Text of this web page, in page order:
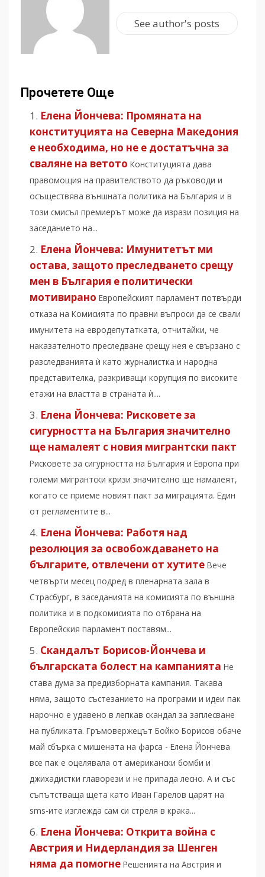
See author's posts
Прочетете Още
Елена Йончева: Промяната на
конституцията на Северна Македония
е необходима, но не е достатъчна за
сваляне на ветото Конституцията дава
правомощия на правителството да ръководи и
осъществява външната политика на България и в
този смисъл премиерът може да изрази позиция на
заседанието на...
Елена Йончева: Имунитетът ми
остава, защото преследването срещу
мен в България е политически
мотивирано Европейският парламент потвърди
отказа на Комисията по правни въпроси да се свали
имунитета на евродепутатката, отчитайки, че
наказателното преследване срещу нея е свързано с
разследванията ѝ като журналистка и народна
представителка, разкриващи корупция по високите
етажи на властта в страната ѝ....
Елена Йончева: Рисковете за
сигурността на България значително
ще намалеят с новия мигрантски пакт
Рисковете за сигурността на България и Европа при
големи мигрантски кризи значително ще намалеят,
когато се приеме новият пакт за миграцията. Един
от регламентите в...
Елена Йончева: Работя над
резолюция за освобождаването на
българите, отвлечени от хутите Вече
четвърти месец подред в пленарната зала в
Страсбург, в заседанията на комисията по външна
политика и в подкомисията по отбрана на
Европейския парламент поставям...
Скандалът Борисов-Йончева и
българската болест на кампанията Не
става дума за предизборната кампания. Такава
няма, защото състезанието на програми и идеи пак
нарочно е удавено в лепкав скандал за заплесване
на публиката. Гръмовержецът Бойко Борисов обаче
май сбърка с мишената на фарса - Елена Йончева
все пак е оцелявала от американски бомби и
джихадистки главорези и не припада лесно. А и със
съпътстваща щета като Иван Гарелов царят на
sms-ите изглежда сам си стреля в крака...
Елена Йончева: Открита война с
Австрия и Нидерландия за Шенген
няма да помогне Решенията на Австрия и